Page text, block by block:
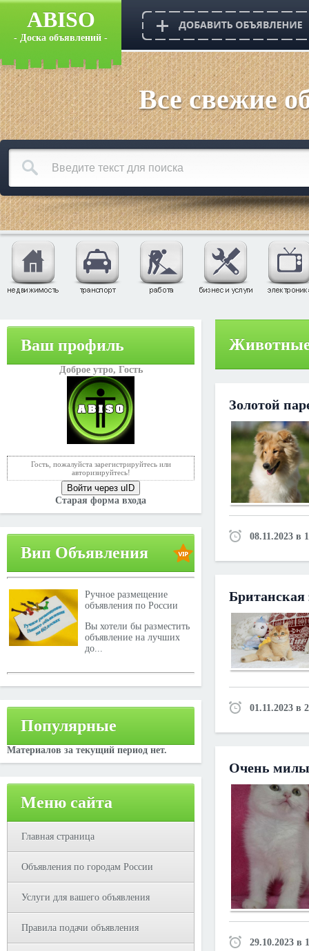
ABISO
- Доска объявлений -
Все свежие
Ваш профиль
Доброе утро, Гость
Гость, пожалуйста зарегистрируйтесь или
авторизируйтесь!
Войти через uID
Старая форма входа
Вип Объявления
Ручное размещение
объявления по России
Вы хотели бы разместить
объявление на лучших
до...
Популярные
Материалов за текущий период нет.
Меню сайта
Главная страница
Объявления по городам России
Услуги для вашего объявления
Правила подачи объявления
Животные
Золотой
08.11.2023 в
01.11.2023 в
Очень
29.10.2023 в